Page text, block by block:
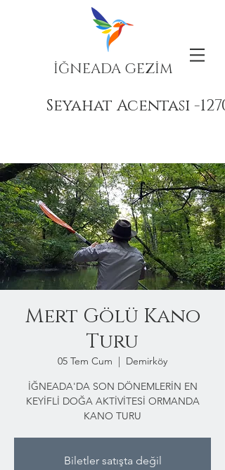
İĞNEADA GEZİM
Seyahat Acentası -
Mert Gölü Kano
Turu
05 Tem Cum
  |
Demirköy
İĞNEADA'DA SON DÖNEMLERİN EN
KEYİFLİ DOĞA AKTİVİTESİ ORMANDA
KANO TURU
Biletler satışta değil